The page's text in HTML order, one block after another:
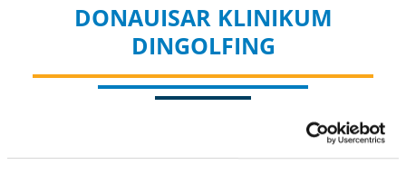
DONAUISAR KLINIKUM
DINGOLFING